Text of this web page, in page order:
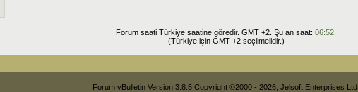
Forum saati Türkiye saatine göredir. GMT +2. Şu an saat: 06:52
(Türkiye için GMT +2 seçilmelidir.)
Forum vBulletin Version 3.8.5 Copyright ©2000 - 2026, Jelsoft Enterprises Ltd.